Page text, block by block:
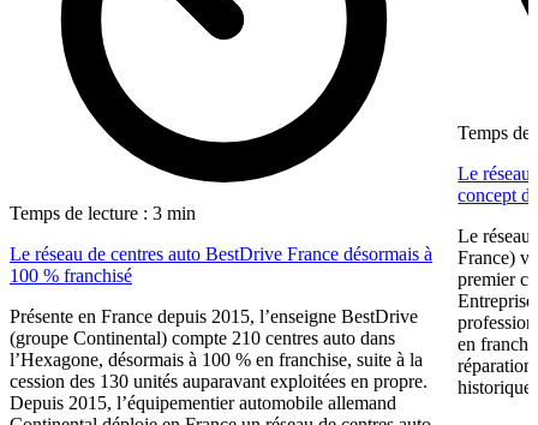
Temps de lecture : 3 min
Le réseau de centres auto BestDrive France désormais à
100 % franchisé
Présente en France depuis 2015, l’enseigne BestDrive
(groupe Continental) compte 210 centres auto dans
l’Hexagone, désormais à 100 % en franchise, suite à la
cession des 130 unités auparavant exploitées en propre.
Depuis 2015, l’équipementier automobile allemand
Temps de
Le réseau
concept
Le réseau
France)
premier
en
historique